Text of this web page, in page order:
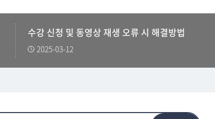
수강 신청 및 동영상 재생 오류 시 해결방법
2025-03-12